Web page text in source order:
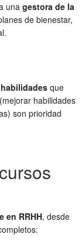
una gestora de la
de bienestar,
que
habilidades
son prioridad
en RRHH, desde